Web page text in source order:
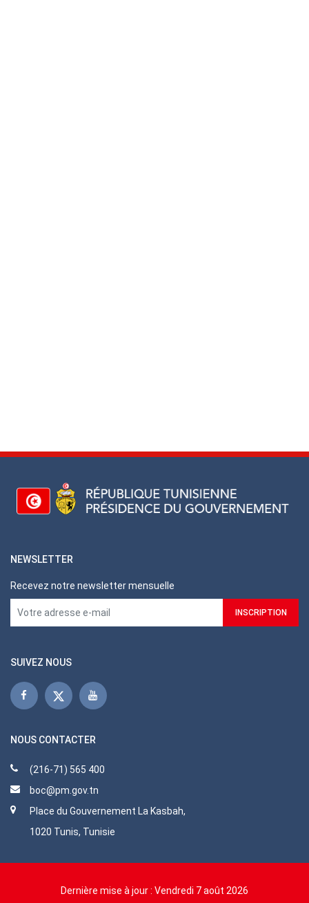
NEWSLETTER
Recevez notre newsletter mensuelle
SUIVEZ NOUS
NOUS CONTACTER
(216-71) 565 400
boc@pm.gov.tn
Place du Gouvernement La Kasbah,
1020 Tunis, Tunisie
Dernière mise à jour : Vendredi 7 août 2026